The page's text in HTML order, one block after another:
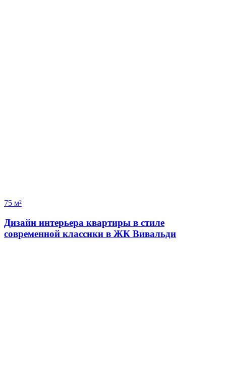
75 м²
Дизайн интерьера квартиры в стиле
современной классики в ЖК Вивальди